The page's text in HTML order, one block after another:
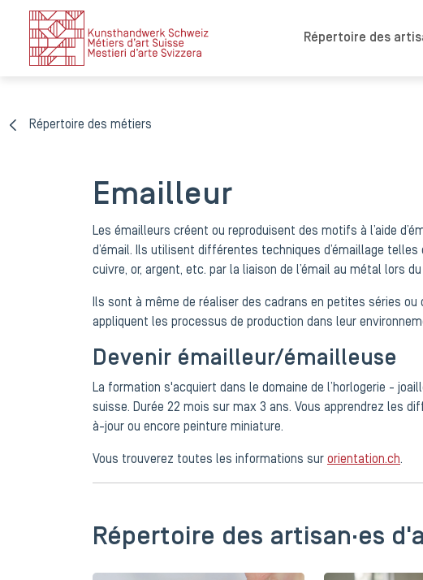
Répertoire des
Répertoire des métiers
Emailleur
Les émailleurs créent ou reproduisent des motifs à l’aide
d’émail. Ils utilisent différentes techniques d’émaillage
cuivre, or, argent, etc. par la liaison de l’émail au métal lors
Ils sont à même de réaliser des cadrans en petites séries
appliquent les processus de production dans leur
Devenir émailleur/émailleuse
La formation s'acquiert dans le domaine de l’horlogerie -
suisse. Durée 22 mois sur max 3 ans. Vous apprendrez les
à-jour ou encore peinture miniature.
Vous trouverez toutes les informations sur orientation.ch.
Répertoire des artisan·es